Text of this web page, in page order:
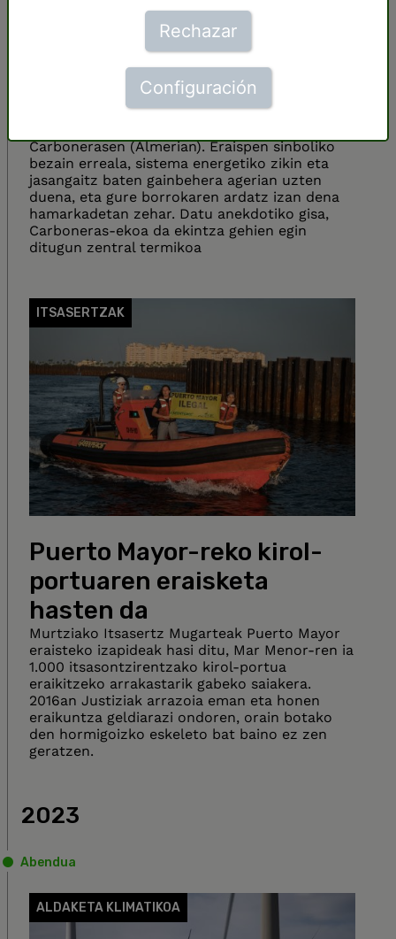
Carboneras-eko zentral
termikoa historia da jada
2024ko martxoaren 21ean hunkituta ikusi ahal
izan genuen Endesako ikatzez-zentral
Carbonerasen (Almerian). Eraispen sinboliko
bezain erreala, sistema energetiko zikin eta
jasangaitz baten gainbehera agerian uzten
duena, eta gure borrokaren ardatz izan dena
hamarkadetan zehar. Datu anekdotiko gisa,
Carboneras-ekoa da ekintza gehien egin
ditugun zentral termikoa
ITSASERTZAK
Puerto Mayor-reko kirol-
portuaren eraisketa
hasten da
Murtziako Itsasertz Mugarteak Puerto Mayor
eraisteko izapideak hasi ditu, Mar Menor-ren ia
1.000 itsasontzirentzako kirol-portua
eraikitzeko arrakastarik gabeko saiakera.
2016an Justiziak arrazoia eman eta honen
eraikuntza geldiarazi ondoren, orain botako
den hormigoizko eskeleto bat baino ez zen
geratzen.
2023
Abendua
ALDAKETA KLIMATIKOA
Rechazar
Configuración